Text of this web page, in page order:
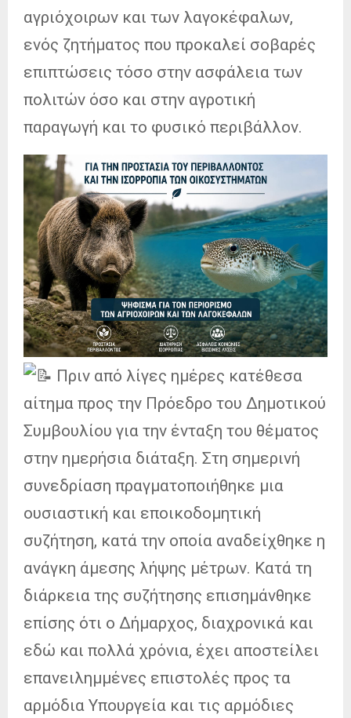
αγριόχοιρων και των λαγοκέφαλων,
ενός ζητήματος που προκαλεί σοβαρές
επιπτώσεις τόσο στην ασφάλεια των
πολιτών όσο και στην αγροτική
παραγωγή και το φυσικό περιβάλλον.
Πριν από λίγες ημέρες κατέθεσα
αίτημα προς την Πρόεδρο του Δημοτικού
Συμβουλίου για την ένταξη του θέματος
στην ημερήσια διάταξη. Στη σημερινή
συνεδρίαση πραγματοποιήθηκε μια
ουσιαστική και εποικοδομητική
συζήτηση, κατά την οποία αναδείχθηκε η
ανάγκη άμεσης λήψης μέτρων. Κατά τη
διάρκεια της συζήτησης επισημάνθηκε
επίσης ότι ο Δήμαρχος, διαχρονικά και
εδώ και πολλά χρόνια, έχει αποστείλει
επανειλημμένες επιστολές προς τα
αρμόδια Υπουργεία και τις αρμόδιες